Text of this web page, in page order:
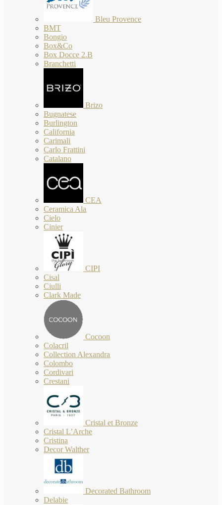
Bleu Provence
BMT
Bongio
Box&Co
Box Docce 2.B
Branchetti
Brizo
Bugnatese
Burlington
California
Carimali
Carlo Frattini
Catalano
CEA
Ceramica Ala
Cielo
Cinier
CIPI
Cisal
Ciulli
Clark Made
Cocoon
Colacril
Collection Alexandra
Colombo
Cordivari
Crestani
Cristal et Bronze
Cristal L’Arche
Cristina
Decor Walther
Decorated Bathroom
Delabie